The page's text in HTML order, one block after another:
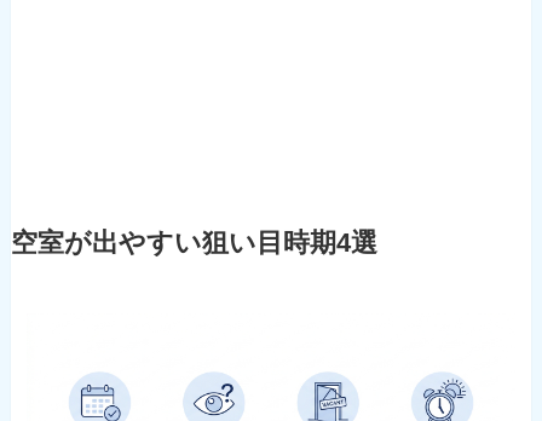
空室が出やすい狙い目時期4選